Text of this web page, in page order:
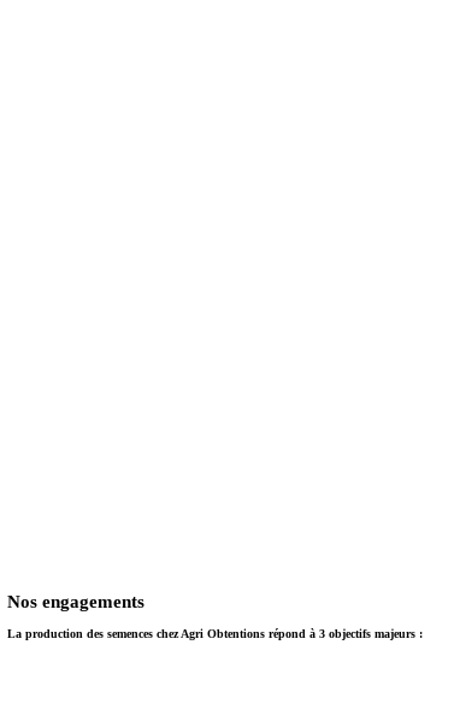
Nos engagements
La production des semences chez Agri Obtentions répond à 3 objectifs majeurs :